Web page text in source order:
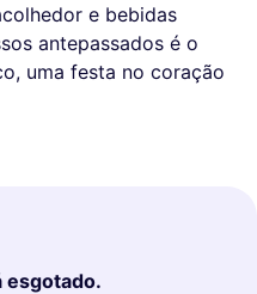
e bebidas
antepassados é o
uma festa no coração
esgotado.